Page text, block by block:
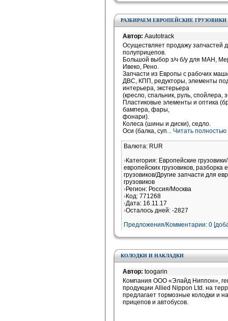
РАЗБИРАЕМ ЕВРОПЕЙСКИЕ ГРУЗОВИКИ
Автор: Aautotrack
Осуществляет продажу запчастей
полуприцепов.
Большой выбор з/ч б/у для МАН,
Ивеко, Рено.
Запчасти из Европы с рабочих
ДВС, КПП, редукторы, элементы
интерьера, экстерьера
(кресло, спальник, руль, спойлера,
Пластиковые элементы и оптика
бампера, фары,
фонари).
Колеса (шины и диски), седло.
Оси (балка, суп... Читать полностью
Валюта: RUR
Категория: Европейские
европейских грузовиков, разборка
грузовиков/Другие запчасти для
грузовиков
Регион: Россия/Москва
Код: 771268
Дата: 16.11.17
Осталось дней: -2827
Предложения/Комментарии: 0
КОЛОДКИ И НАКЛАДКИ
Автор: toogarin
Компания ООО «Элайд Ниппон»,
продукции Allied Nippon Ltd. на
предлагает тормозные колодки и
прицепов и автобусов.